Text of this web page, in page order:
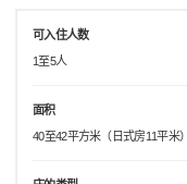
可入住人数
1至5人
面积
40至42平方米（日式房11平米）